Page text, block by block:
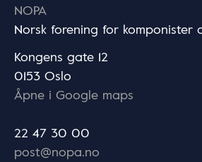
NOPA
Norsk forening for komponister
Kongens gate 12
0153 Oslo
Åpne i Google maps
22 47 30 00
post@nopa.no